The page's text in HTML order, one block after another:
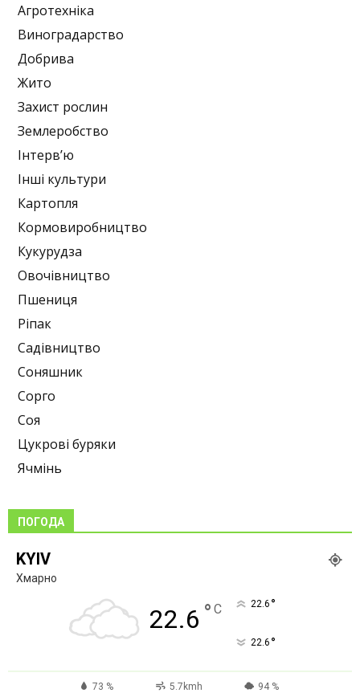
Агротехніка
Виноградарство
Добрива
Жито
Захист рослин
Землеробство
Інтерв’ю
Інші культури
Картопля
Кормовиробництво
Кукурудза
Овочівництво
Пшениця
Ріпак
Садівництво
Соняшник
Сорго
Соя
Цукрові буряки
Ячмінь
ПОГОДА
KYIV
Хмарно
22.6 ° C 22.6 °
22.6 °
73 % 5.7kmh 94 %